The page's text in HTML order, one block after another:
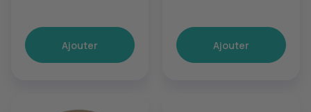
Ajouter Ajouter